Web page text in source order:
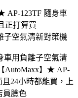
AP-123TF 隨身車
正打算買
子空氣清新對策機
車用負離子空氣清
AutoMaxx】★ AP-
24小時都能買，上
員臉色